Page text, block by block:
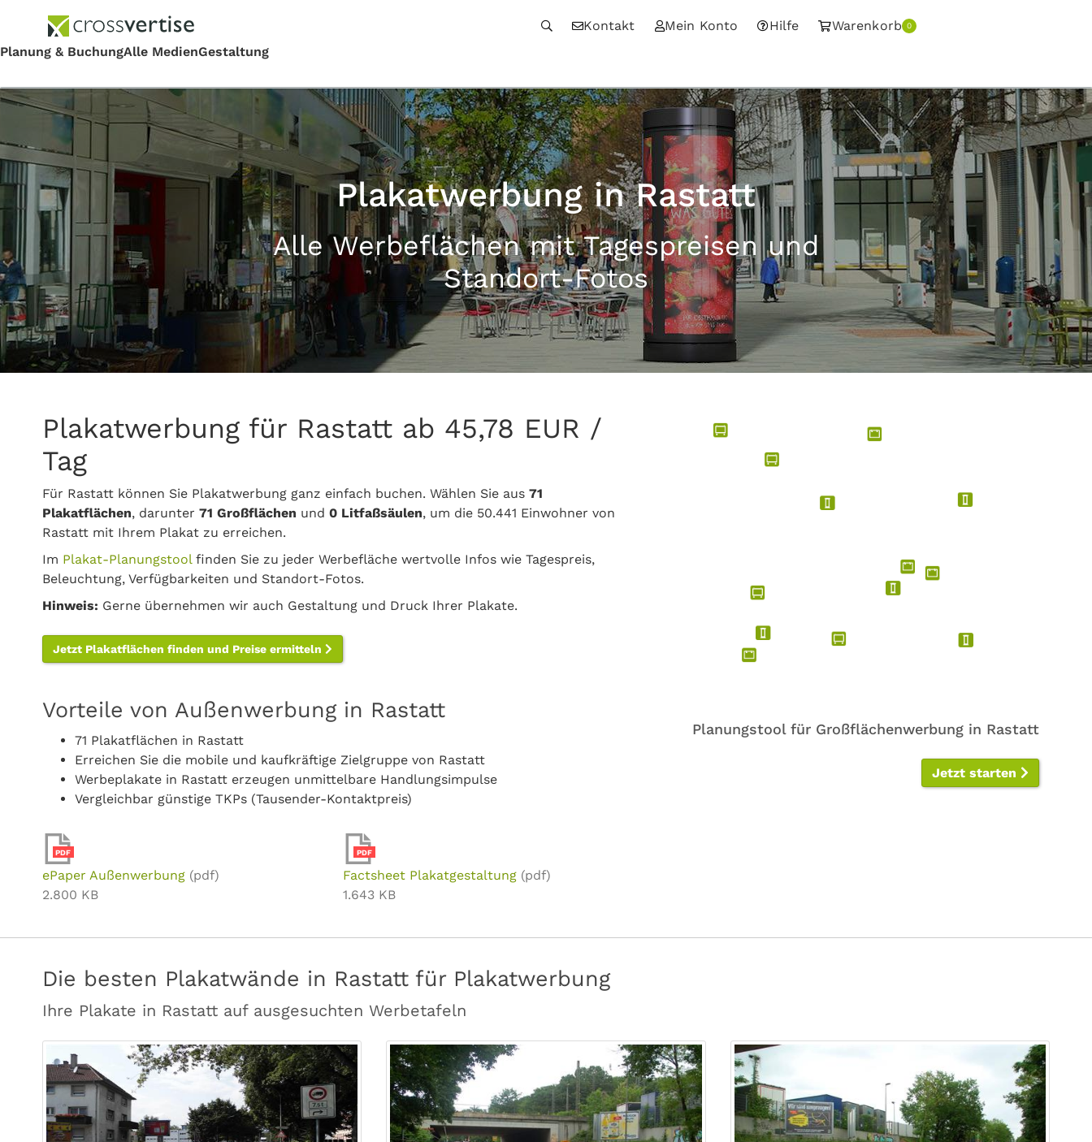
Kontakt Mein Konto Hilfe Warenkorb 0
Plakatwerbung in Rastatt
Alle Werbeflächen mit Tagespreisen und
Standort-Fotos
Plakatwerbung für Rastatt ab 45,78 EUR /
Tag
Für Rastatt können Sie Plakatwerbung ganz einfach buchen. Wählen Sie aus 71
Plakatflächen, darunter 71 Großflächen und 0 Litfaßsäulen, um die 50.441 Einwohner von
Rastatt mit Ihrem Plakat zu erreichen.
Im Plakat-Planungstoolfinden Sie zu jeder Werbefläche wertvolle Infos wie Tagespreis,
Beleuchtung, Verfügbarkeiten und Standort-Fotos.
Hinweis: Gerne übernehmen wir auch Gestaltung und Druck Ihrer Plakate.
Jetzt Plakatflächen finden und Preise ermitteln
Vorteile von Außenwerbung in Rastatt
71 Plakatflächen in Rastatt
Erreichen Sie die mobile und kaufkräftige Zielgruppe von Rastatt
Werbeplakate in Rastatt erzeugen unmittelbare Handlungsimpulse
Vergleichbar günstige TKPs (Tausender-Kontaktpreis)
PDF
ePaper Außenwerbung (pdf)
2.800 KB
PDF
Factsheet Plakatgestaltung (pdf)
1.643 KB
Planungstool für Großflächenwerbung in Rastatt
Jetzt starten
Die besten Plakatwände in Rastatt für Plakatwerbung
Ihre Plakate in Rastatt auf ausgesuchten Werbetafeln